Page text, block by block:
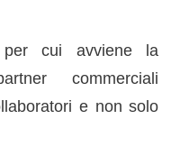
per cui avviene la
commerciali
e non solo